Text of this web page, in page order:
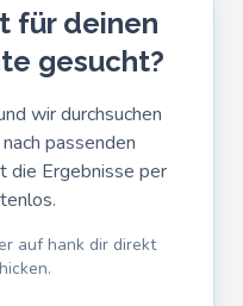
für deinen
gesucht?
wir durchsuchen
passenden
die Ergebnisse per
auf hank dir direkt